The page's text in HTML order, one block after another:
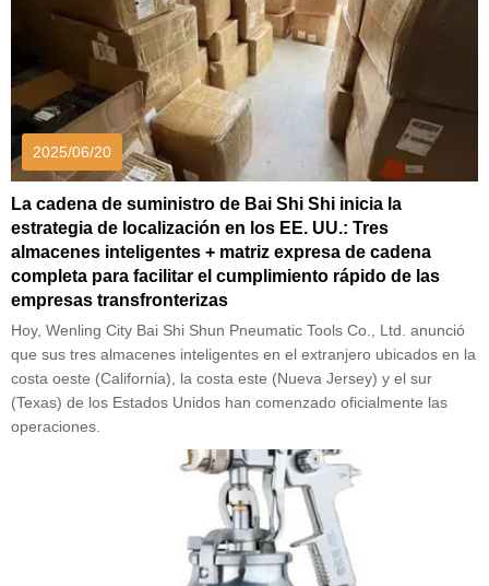
2025/06/20
La cadena de suministro de Bai Shi Shi inicia la
estrategia de localización en los EE. UU.: Tres
almacenes inteligentes + matriz expresa de cadena
completa para facilitar el cumplimiento rápido de las
empresas transfronterizas
Hoy, Wenling City Bai Shi Shun Pneumatic Tools Co., Ltd. anunció
que sus tres almacenes inteligentes en el extranjero ubicados en la
costa oeste (California), la costa este (Nueva Jersey) y el sur
(Texas) de los Estados Unidos han comenzado oficialmente las
operaciones.